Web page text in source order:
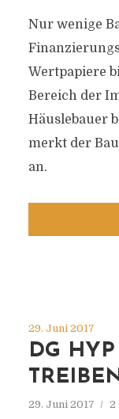
Nur wenige
Wertpapiere
Bereich der
Häuslebauer
merkt der
an.
29. Juni 2017
DG
29. Juni 2017 2